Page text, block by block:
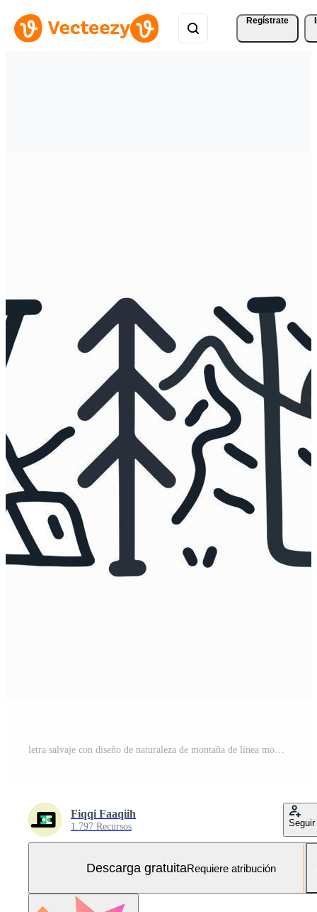
Regístrate
letra salvaje con diseño de naturaleza de montaña de línea mono a su alrededor Vector Gratis y SVG Gratis
Fiqqi Faaqiih
1.797 Recursos Seguir
Descarga gratuitaRequiere atribución